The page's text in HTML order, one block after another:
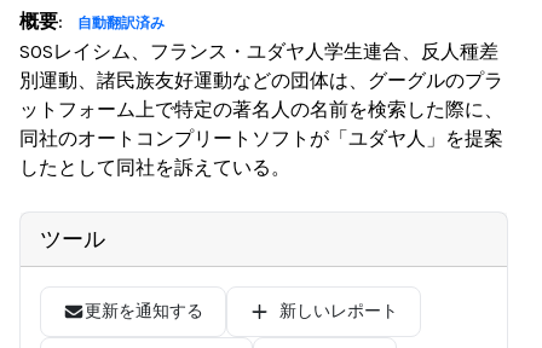
概要: 自動翻訳済み
SOSレイシム、フランス・ユダヤ人学生連合、反人種差
別運動、諸民族友好運動などの団体は、グーグルのプラ
ットフォーム上で特定の著名人の名前を検索した際に、
同社のオートコンプリートソフトが「ユダヤ人」を提案
したとして同社を訴えている。
ツール
更新を通知する 新しいレポート